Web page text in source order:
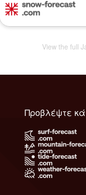
View the full
Προβλέψτε